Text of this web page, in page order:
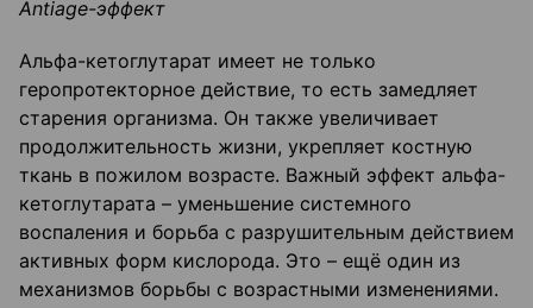
Antiage-эффект
Альфа-кетоглутарат имеет не только
геропротекторное действие, то есть замедляет
старения организма. Он также увеличивает
продолжительность жизни, укрепляет костную
ткань в пожилом возрасте. Важный эффект альфа-
кетоглутарата – уменьшение системного
воспаления и борьба с разрушительным действием
активных форм кислорода. Это – ещё один из
механизмов борьбы с возрастными изменениями.